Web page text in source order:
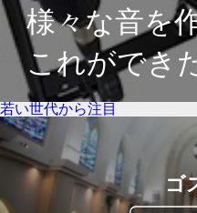
若い世代から注目